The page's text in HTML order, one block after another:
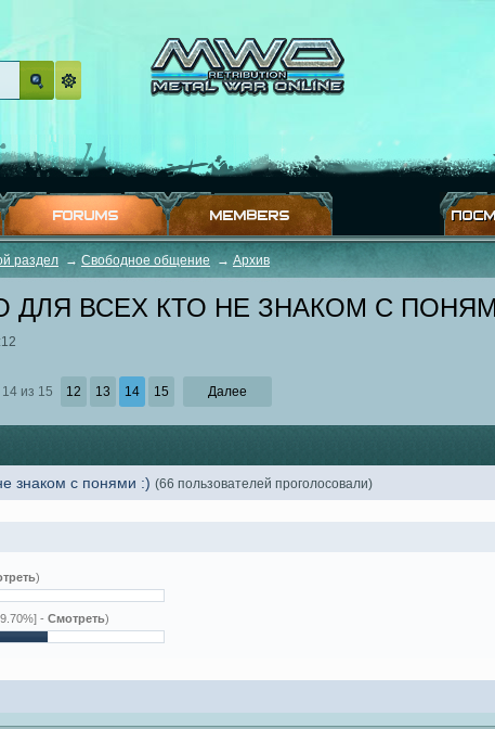
FORUMS MEMBERS
раздел → Свободное общение → Архив
ДЛЯ ВСЕХ КТО НЕ ЗНАКОМ С
из 15 12 13 14 15 Далее
знаком с понями :) (66 пользователей проголосовали)
)
- Смотреть)